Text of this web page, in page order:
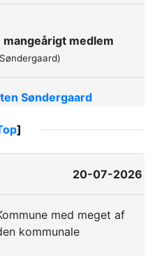
medlem
Søndergaard
]
20-07-2026
med meget af
kommunale